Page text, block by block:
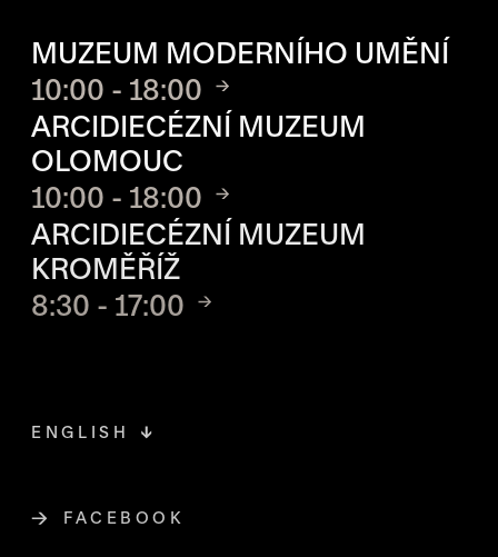
MUZEUM MODERNÍHO UMĚNÍ
10:00 - 18:00
ARCIDIECÉZNÍ MUZEUM
OLOMOUC
10:00 - 18:00
ARCIDIECÉZNÍ MUZEUM
KROMĚŘÍŽ
8:30 - 17:00
FACEBOOKODKAZ SE OTEVŘE NA NOVÉ
ENGLISH